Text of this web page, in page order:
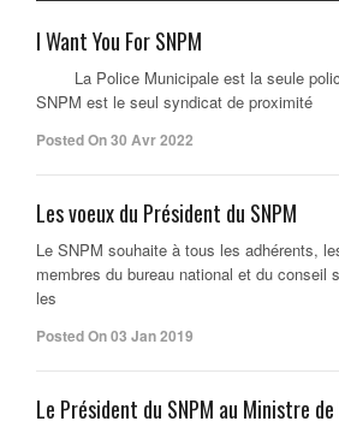
I Want You For SNPM
La Police Municipale est la seule
SNPM est le seul syndicat de proximité
Posted On 30 Avr 2022
Les voeux du Président du SNPM
Le SNPM souhaite à tous les adhérents,
membres du bureau national et du conseil
les
Posted On 03 Jan 2019
Le Président du SNPM au Ministre